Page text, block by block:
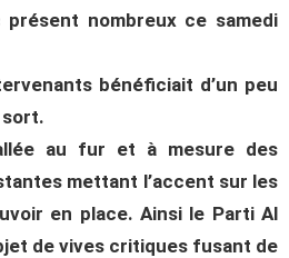
nombreux ce samedi
bénéficiait d’un peu
sort.
au fur et à mesure des
mettant l’accent sur les
en place. Ainsi le Parti Al
de vives critiques fusant de